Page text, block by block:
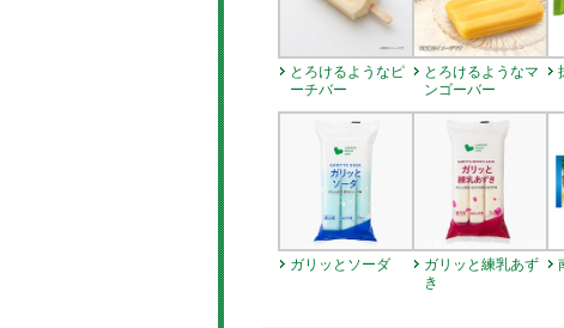
とろけるようなピ
ーチバー
とろけるようなマ
ンゴーバー
ガリッとソーダ
ガリッと練乳あず
き